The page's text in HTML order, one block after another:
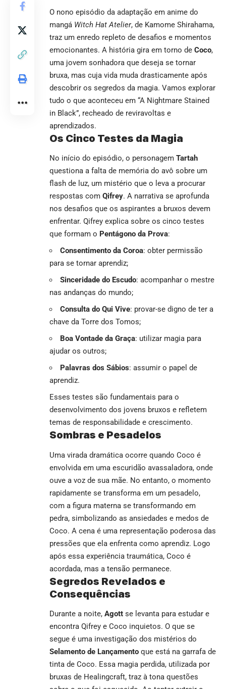
O nono episódio da adaptação em anime do
mangá Witch Hat Atelier, de Kamome Shirahama,
traz um enredo repleto de desafios e momentos
emocionantes. A história gira em torno de Coco,
uma jovem sonhadora que deseja se tornar
bruxa, mas cuja vida muda drasticamente após
descobrir os segredos da magia. Vamos explorar
tudo o que aconteceu em “A Nightmare Stained
in Black”, recheado de reviravoltas e
aprendizados.
Os Cinco Testes da Magia
No início do episódio, o personagem Tartah
questiona a falta de memória do avô sobre um
flash de luz, um mistério que o leva a procurar
respostas com Qifrey. A narrativa se aprofunda
nos desafios que os aspirantes a bruxos devem
enfrentar. Qifrey explica sobre os cinco testes
que formam o Pentágono da Prova:
Consentimento da Coroa: obter permissão
para se tornar aprendiz;
Sinceridade do Escudo: acompanhar o mestre
nas andanças do mundo;
Consulta do Qui Vive: provar-se digno de ter a
chave da Torre dos Tomos;
Boa Vontade da Graça: utilizar magia para
ajudar os outros;
Palavras dos Sábios: assumir o papel de
aprendiz.
Esses testes são fundamentais para o
desenvolvimento dos jovens bruxos e refletem
temas de responsabilidade e crescimento.
Sombras e Pesadelos
Uma virada dramática ocorre quando Coco é
envolvida em uma escuridão avassaladora, onde
ouve a voz de sua mãe. No entanto, o momento
rapidamente se transforma em um pesadelo,
com a figura materna se transformando em
pedra, simbolizando as ansiedades e medos de
Coco. A cena é uma representação poderosa das
pressões que ela enfrenta como aprendiz. Logo
após essa experiência traumática, Coco é
acordada, mas a tensão permanece.
Segredos Revelados e
Consequências
Durante a noite, Agott se levanta para estudar e
encontra Qifrey e Coco inquietos. O que se
segue é uma investigação dos mistérios do
Selamento de Lançamento que está na garrafa de
tinta de Coco. Essa magia perdida, utilizada por
bruxas de Healingcraft, traz à tona questões